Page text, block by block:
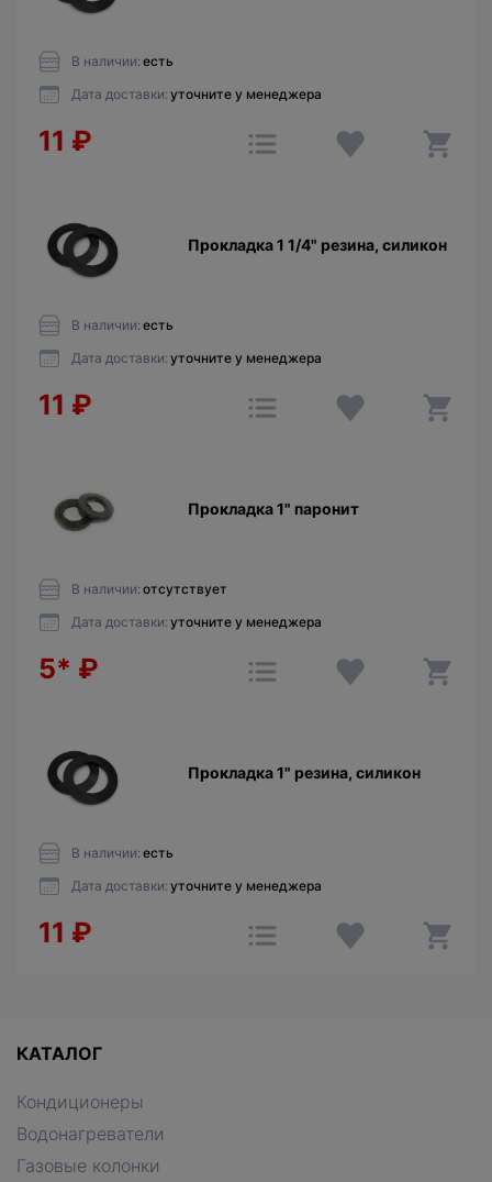
В наличии: есть
Дата доставки: уточните у менеджера
11 ₽
Прокладка 1 1/4" резина, силикон
В наличии: есть
Дата доставки: уточните у менеджера
11 ₽
Прокладка 1" паронит
В наличии: отсутствует
Дата доставки: уточните у менеджера
5* ₽
Прокладка 1" резина, силикон
В наличии: есть
Дата доставки: уточните у менеджера
11 ₽
КАТАЛОГ
Кондиционеры
Водонагреватели
Газовые колонки